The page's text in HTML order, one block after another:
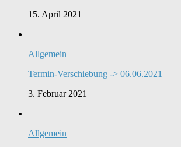
15. April 2021
Allgemein
Termin-Verschiebung -> 06.06.2021
3. Februar 2021
Allgemein